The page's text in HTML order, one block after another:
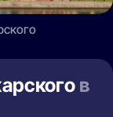
в